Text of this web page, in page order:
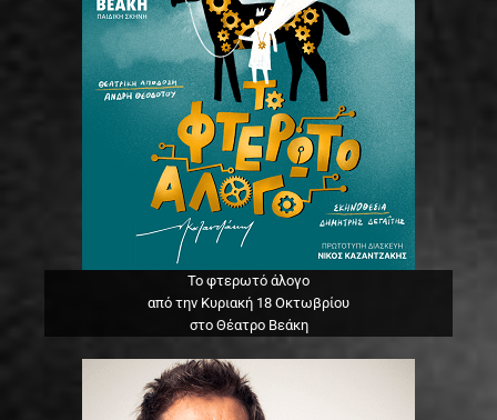
Το φτερωτό άλογο
από την Κυριακή 18 Οκτωβρίου
στο Θέατρο Βεάκη